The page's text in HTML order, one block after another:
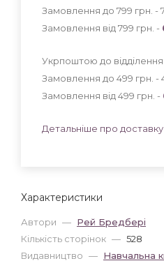
Характеристики
Автори — Рей Бредбері
Кількість сторінок — 528
Видавництво — Навчальна
Замовлення до 799 грн. -
Замовлення від 799 грн. -
Укрпоштою до відділення:
Замовлення до 499 грн. -
Замовлення від 499 грн. -
Детальніше про доставку